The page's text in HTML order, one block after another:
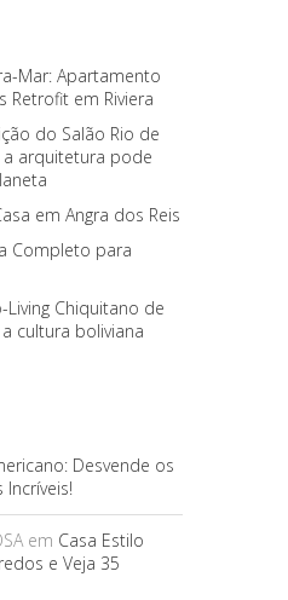
Mar: Apartamento
Retrofit em Riviera
do Salão Rio de
arquitetura pode
em Angra dos Reis
Completo para
Living Chiquitano de
cultura boliviana
Desvende os
Incríveis!
em Casa Estilo
e Veja 35